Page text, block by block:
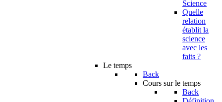
Science
Quelle
relation
établit la
science
avec les
faits ?
Le temps
Back
Cours sur le temps
Back